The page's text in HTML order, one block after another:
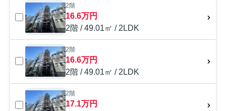
2階
16.6万円
2階 / 49.01㎡ / 2LDK
2階
16.6万円
2階 / 49.01㎡ / 2LDK
2階
17.1万円